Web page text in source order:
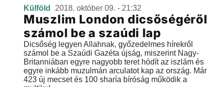
Külföld 2018. október 09. - 21:32
Muszlim London dicsőségéről
számol be a szaúdi lap
Dicsőség legyen Allahnak, győzedelmes hírekről
számol be a Szaúdi Gazéta újság, miszerint Nagy-
Britanniában egyre nagyobb teret hódít az iszlám és
egyre inkább muzulmán arculatot kap az ország. Már
423 új mecset és 100 sharía bíróság működik a